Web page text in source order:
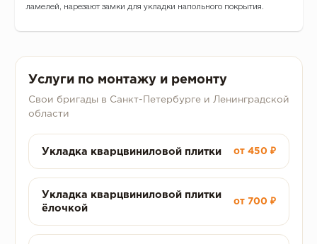
ламелей, нарезают замки для укладки напольного покрытия.
Услуги по монтажу и ремонту
Свои бригады в Санкт-Петербурге и Ленинградской
области
Укладка кварцвиниловой плитки от 450 ₽
Укладка кварцвиниловой плитки
ёлочкой
от 700 ₽